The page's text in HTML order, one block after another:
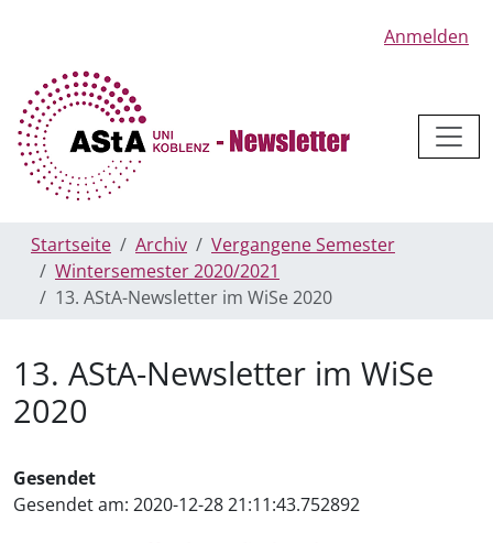
Anmelden
Startseite Archiv
Vergangene Semester
Wintersemester 2020/2021
13. AStA-Newsletter im WiSe 2020
13. AStA-Newsletter im WiSe
2020
Gesendet
Gesendet am: 2020-12-28 21:11:43.752892